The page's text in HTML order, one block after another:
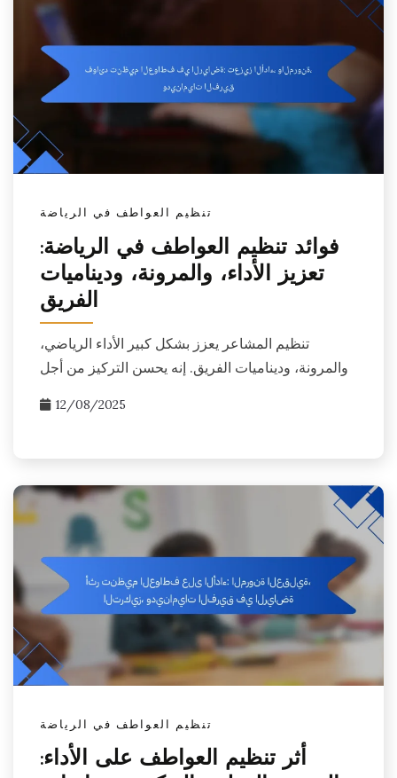
تنظيم العواطف في الرياضة
فوائد تنظيم العواطف في الرياضة:
تعزيز الأداء، والمرونة، وديناميات
الفريق
تنظيم المشاعر يعزز بشكل كبير الأداء الرياضي،
والمرونة، وديناميات الفريق. إنه يحسن التركيز من أجل
12/08/2025
تنظيم العواطف في الرياضة
أثر تنظيم العواطف على الأداء: